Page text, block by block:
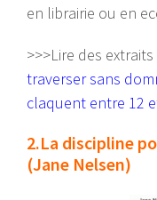
en librairie ou en
>>>Lire des extraits
traverser sans
claquent entre 12
2.La discipline
(Jane Nelsen)